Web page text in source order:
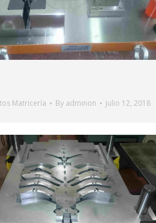
Matricería By adminon julio 12, 2018